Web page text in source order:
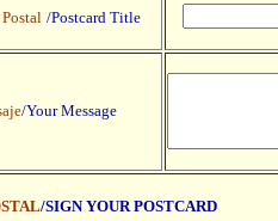
/Postcard Title
/Your Message
/SIGN YOUR POSTCARD